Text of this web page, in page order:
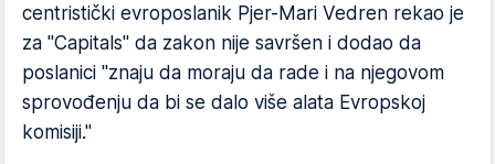
centristički evroposlanik Pjer-Mari Vedren rekao je
za "Capitals" da zakon nije savršen i dodao da
poslanici "znaju da moraju da rade i na njegovom
sprovođenju da bi se dalo više alata Evropskoj
komisiji."